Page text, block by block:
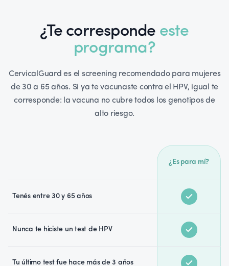
¿Te corresponde este
programa?
CervicalGuard es el screening recomendado para mujeres
de 30 a 65 años. Si ya te vacunaste contra el HPV, igual te
corresponde: la vacuna no cubre todos los genotipos de
alto riesgo.
¿Es para mí?
Tenés entre 30 y 65 años
Nunca te hiciste un test de HPV
Tu último test fue hace más de 3 años